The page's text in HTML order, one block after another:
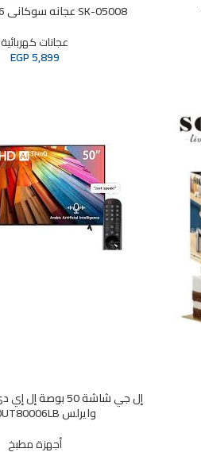
SK-05008 عجانه سوكانى 6لتر 1600وات
عجانات كهربائية
EGP5,899
وايرلس TV 50UT80006LB
أجهزة مطبخ